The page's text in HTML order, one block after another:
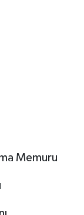
Memuru